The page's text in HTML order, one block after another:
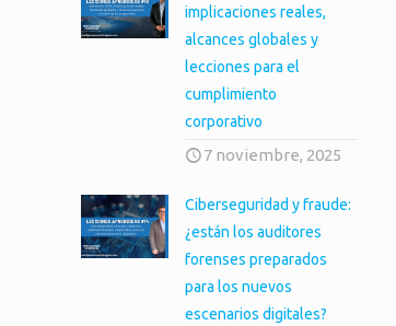
implicaciones reales,
alcances globales y
lecciones para el
cumplimiento
corporativo
7 noviembre, 2025
Ciberseguridad y fraude:
¿están los auditores
forenses preparados
para los nuevos
escenarios digitales?